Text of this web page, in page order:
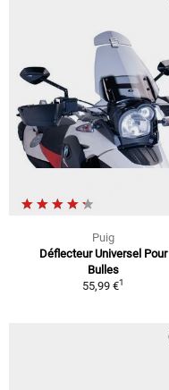
Puig
Déflecteur Universel Pour
Bulles
55,99 €1